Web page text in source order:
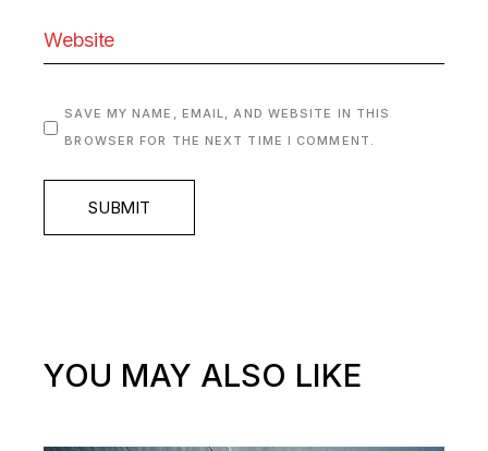
SAVE MY NAME, EMAIL, AND WEBSITE IN THIS
BROWSER FOR THE NEXT TIME I COMMENT.
SUBMIT
YOU MAY ALSO LIKE